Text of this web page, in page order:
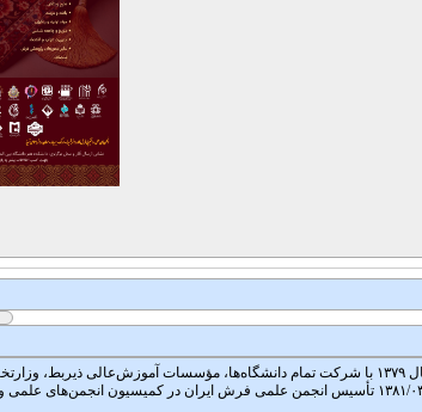
در نخستین همایش ملی فرش در آموزش عالی که در مهرماه سال ۱۳۷۹ با شرکت تمام